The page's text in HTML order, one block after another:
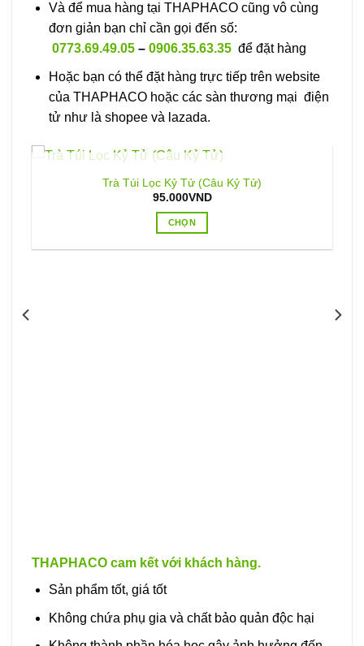
Và để mua hàng tại THAPHACO cũng vô cùng
đơn giản bạn chỉ cần gọi đến số:
0773.69.49.05– 0906.35.63.35 để đặt hàng
Hoặc bạn có thể đặt hàng trực tiếp trên website
của THAPHACO hoặc các sàn thương mại điện
tử như là shopee và lazada.
HẾT HÀNG
Trà Túi Lọc Kỷ Tử (Câu Kỷ Tử)
95.000VND
CHỌN
THAPHACO cam kết với khách hàng.
Sản phẩm tốt, giá tốt
Không chứa phụ gia và chất bảo quản độc hại